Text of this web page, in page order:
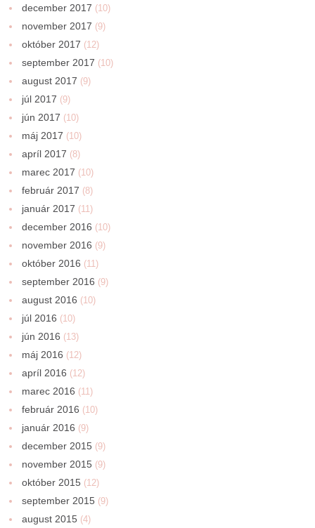
december 2017 (10)
november 2017 (9)
október 2017 (12)
september 2017 (10)
august 2017 (9)
júl 2017 (9)
jún 2017 (10)
máj 2017 (10)
apríl 2017 (8)
marec 2017 (10)
február 2017 (8)
január 2017 (11)
december 2016 (10)
november 2016 (9)
október 2016 (11)
september 2016 (9)
august 2016 (10)
júl 2016 (10)
jún 2016 (13)
máj 2016 (12)
apríl 2016 (12)
marec 2016 (11)
február 2016 (10)
január 2016 (9)
december 2015 (9)
november 2015 (9)
október 2015 (12)
september 2015 (9)
august 2015 (4)